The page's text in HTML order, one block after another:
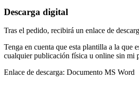
Descarga digital
Tras el pedido, recibirá un enlace de
Tenga en cuenta que esta plantilla a la
cualquier publicación física u online sin mi
Enlace de descarga: Documento MS Word